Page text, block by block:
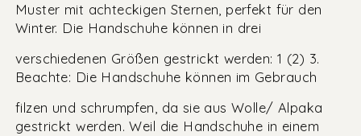
Muster mit achteckigen Sternen, perfekt für den
Winter. Die Handschuhe können in drei
verschiedenen Größen gestrickt werden: 1 (2) 3.
Beachte: Die Handschuhe können im Gebrauch
filzen und schrumpfen, da sie aus Wolle/ Alpaka
gestrickt werden. Weil die Handschuhe in einem